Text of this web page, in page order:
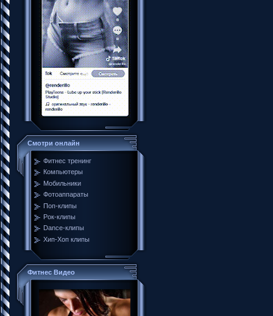
Смотри онлайн
Фитнес тренинг
Компьютеры
Мобильники
Фотоаппараты
Поп-клипы
Рок-клипы
Dance-клипы
Хип-Хоп клипы
Фитнес Видео